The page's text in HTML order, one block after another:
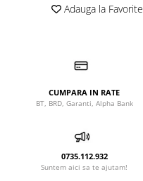
Adauga la Favorite
CUMPARA IN RATE
BT, BRD, Garanti, Alpha Bank
0735.112.932
Suntem aici sa te ajutam!